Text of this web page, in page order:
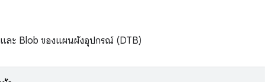
และ Blob ของแผนผังอุปกรณ์ (DTB)